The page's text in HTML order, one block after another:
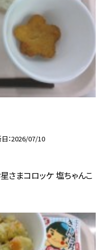
2026/07/10
さまコロッケ 塩ちゃんこ